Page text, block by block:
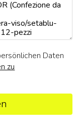
Daten
zu